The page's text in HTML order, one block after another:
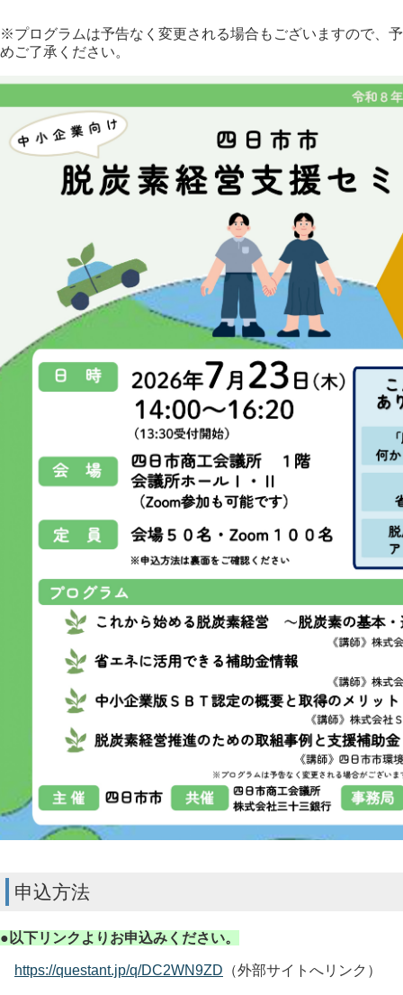
※プログラムは予告なく変更される場合もございますので、予
めご了承ください。
申込方法
●以下リンクよりお申込みください。
https://questant.jp/q/DC2WN9ZD （外部サイトへリンク）